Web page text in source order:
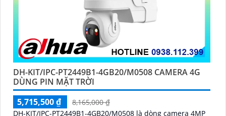
DH-KIT/IPC-PT2449B1-4GB20/M0508 CAMERA 4G
DÙNG PIN MẶT TRỜI
5,715,500 ₫
8,165,000 ₫
DH-KIT/IPC-PT2449B1-4GB20/M0508 là dòng camera 4MP